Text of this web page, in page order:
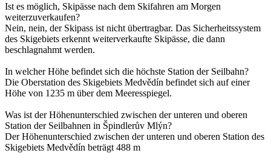
Ist es möglich, Skipässe nach dem Skifahren am Morgen
weiterzuverkaufen?
Nein, nein, der Skipass ist nicht übertragbar. Das Sicherheitssystem
des Skigebiets erkennt weiterverkaufte Skipässe, die dann
beschlagnahmt werden.
In welcher Höhe befindet sich die höchste Station der Seilbahn?
Die Oberstation des Skigebiets Medvědín befindet sich auf einer
Höhe von 1235 m über dem Meeresspiegel.
Was ist der Höhenunterschied zwischen der unteren und oberen
Station der Seilbahnen in Špindlerův Mlýn?
Der Höhenunterschied zwischen der unteren und oberen Station des
Skigebiets Medvědín beträgt 488 m